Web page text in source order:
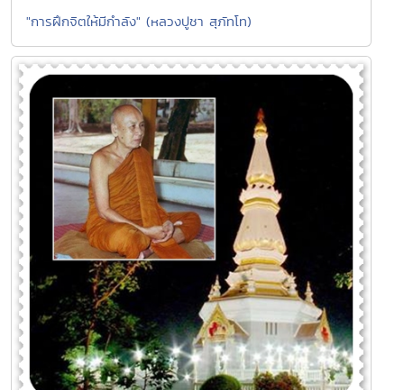
"การฝึกจิตให้มีกำลัง" (หลวงปูชา สุภัทโท)